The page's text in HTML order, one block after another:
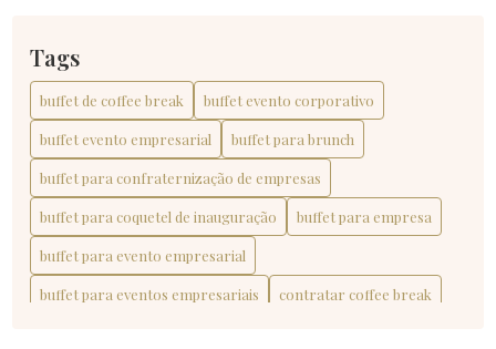
BUFFET PARA EMPRESA: GUIA COMPLETO PARA
ESCOLHER O MELHOR SERVIÇO
BUFFET PARA EVENTO EMPRESARIAL: O GUIA
COMPLETO PARA ESCOLHER
BUFFET PARA EVENTO EMPRESARIAL: O GUIA
COMPLETO QUE VOCÊ PRECISA
BUFFET PARA EVENTOS EMPRESARIAIS: O GUIA
COMPLETO PARA SUCESSO
Tags
buffet de coffee break buffet evento corporativo
buffet evento empresarial buffet para brunch
buffet para confraternização de empresas
buffet para coquetel de inauguração buffet para empresa
buffet para evento empresarial
buffet para eventos empresariais contratar coffee break